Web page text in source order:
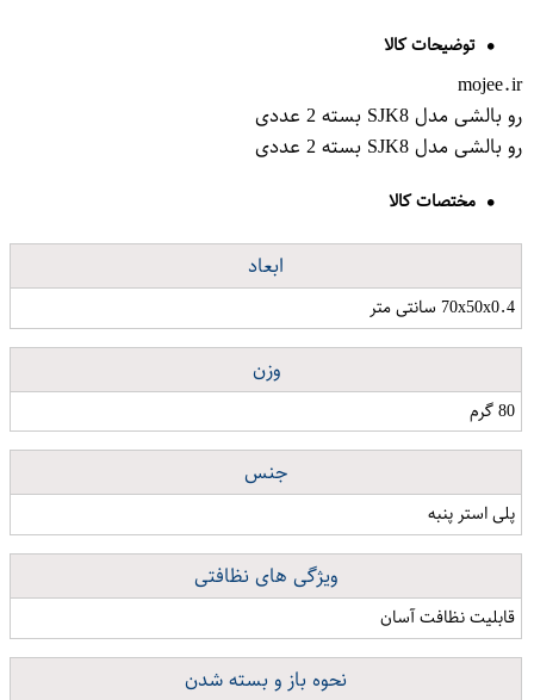
توضیحات کالا
mojee.ir
رو بالشی مدل SJK8 بسته 2 عددی
رو بالشی مدل SJK8 بسته 2 عددی
مختصات کالا
ابعاد
70x50x0.4 سانتی متر
وزن
80 گرم
جنس
پلی استر پنبه
ویژگی های نظافتی
قابلیت نظافت آسان
نحوه باز و بسته شدن